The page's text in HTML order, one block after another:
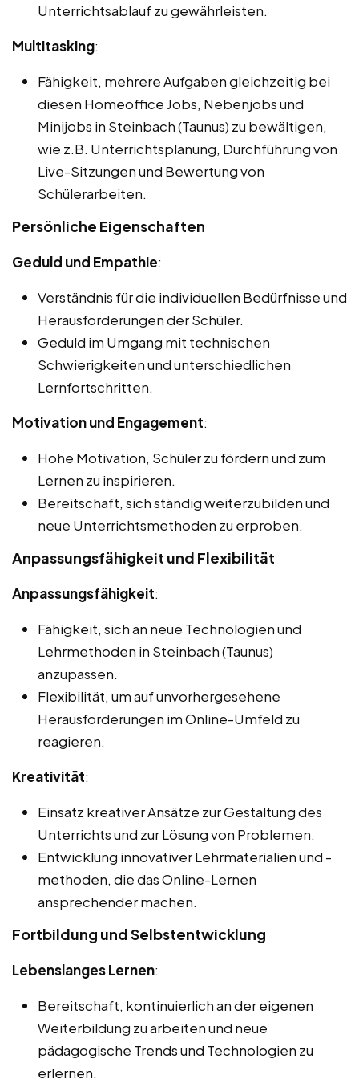
Unterrichtsablauf zu gewährleisten.
Multitasking:
Fähigkeit, mehrere Aufgaben gleichzeitig bei
diesen Homeoffice Jobs, Nebenjobs und
Minijobs in Steinbach (Taunus) zu bewältigen,
wie z.B. Unterrichtsplanung, Durchführung von
Live-Sitzungen und Bewertung von
Schülerarbeiten.
Persönliche Eigenschaften
Geduld und Empathie:
Verständnis für die individuellen Bedürfnisse und
Herausforderungen der Schüler.
Geduld im Umgang mit technischen
Schwierigkeiten und unterschiedlichen
Lernfortschritten.
Motivation und Engagement:
Hohe Motivation, Schüler zu fördern und zum
Lernen zu inspirieren.
Bereitschaft, sich ständig weiterzubilden und
neue Unterrichtsmethoden zu erproben.
Anpassungsfähigkeit und Flexibilität
Anpassungsfähigkeit:
Fähigkeit, sich an neue Technologien und
Lehrmethoden in Steinbach (Taunus)
anzupassen.
Flexibilität, um auf unvorhergesehene
Herausforderungen im Online-Umfeld zu
reagieren.
Kreativität:
Einsatz kreativer Ansätze zur Gestaltung des
Unterrichts und zur Lösung von Problemen.
Entwicklung innovativer Lehrmaterialien und -
methoden, die das Online-Lernen
ansprechender machen.
Fortbildung und Selbstentwicklung
Lebenslanges Lernen:
Bereitschaft, kontinuierlich an der eigenen
Weiterbildung zu arbeiten und neue
pädagogische Trends und Technologien zu
erlernen.